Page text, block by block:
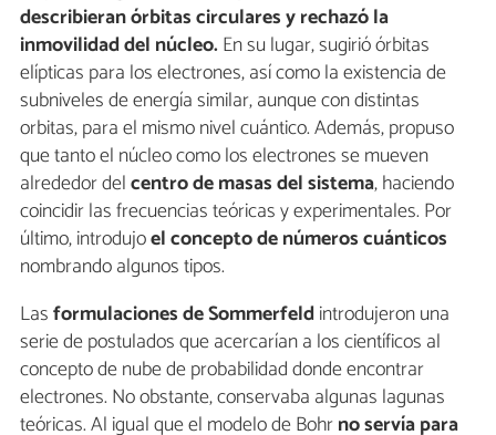
describieran órbitas circulares y rechazó la
inmovilidad del núcleo.En su lugar, sugirió órbitas
elípticas para los electrones, así como la existencia de
subniveles de energía similar, aunque con distintas
orbitas, para el mismo nivel cuántico. Además, propuso
que tanto el núcleo como los electrones se mueven
alrededor delcentro de masas del sistema, haciendo
coincidir las frecuencias teóricas y experimentales. Por
último, introdujoel concepto de números cuánticos
nombrando algunos tipos.
Lasformulaciones de Sommerfeldintrodujeron una
serie de postulados que acercarían a los científicos al
concepto de nube de probabilidad donde encontrar
electrones. No obstante, conservaba algunas lagunas
teóricas. Al igual que el modelo de Bohrno servía para